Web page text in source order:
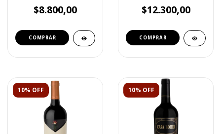
$8.800,00 $12.300,00
10% OFF 10% OFF